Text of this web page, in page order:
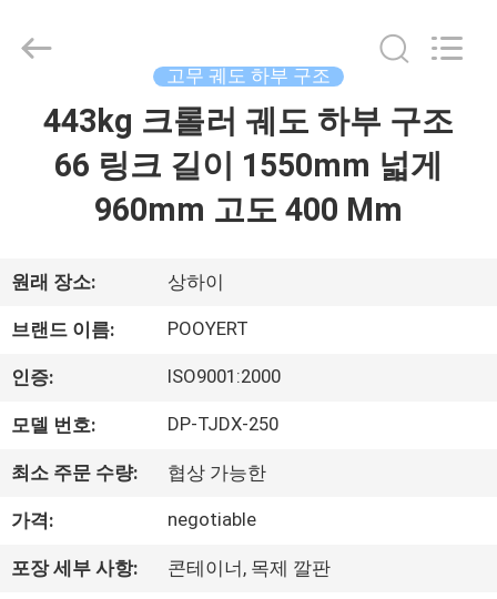
회
사
소
공
장
Shanghai
고무 궤도 하부 구조
443kg 크롤러 궤도 하부 구조
66 링크 길이 1550mm 넓게
960mm 고도 400 Mm
원래 장소: 상하이
브랜드 이름: POOYERT
인증: ISO9001:2000
모델 번호: DP-TJDX-250
최소 주문 수량: 협상 가능한
가격: negotiable
포장 세부 사항: 콘테이너, 목제 깔판